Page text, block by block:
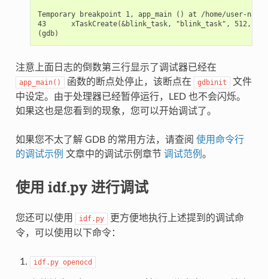
Temporary breakpoint 1, app_main () at /home/user-
43      xTaskCreate(&blink_task, "blink_task", 512,
注意上面日志的倒数第三行显示了调试器已经在
app_main() 函数的断点处停止，该断点在 gdbinit
文件
中设定。由于处理器已经暂停运行，LED 也不会闪烁。
如果这也是您看到的现象，您可以开始调试了。
如果您不太了解 GDB 的常用方法，请查阅 使用命令行
的调试示例 文章中的调试示例章节 调试范例 。
使用 idf.py 进行调试
您还可以使用 idf.py
更方便地执行上述提到的调试命
令，可以使用以下命令：
idf.py openocd